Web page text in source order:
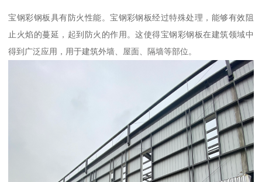
宝钢彩钢板具有防火性能。宝钢彩钢板经过特殊处理，能够有效阻
止火焰的蔓延，起到防火的作用。这使得宝钢彩钢板在建筑领域中
得到广泛应用，用于建筑外墙、屋面、隔墙等部位。